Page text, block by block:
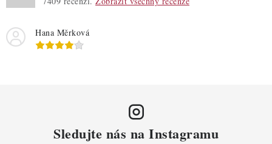
Hana Měrková
Sledujte nás na Instagramu